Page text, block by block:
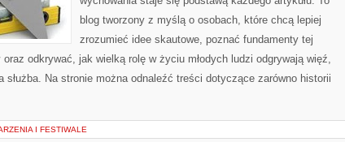
blog tworzony z myślą o osobach, które chcą lepiej
zrozumieć idee skautowe, poznać fundamenty tej
odkrywać, jak wielką rolę w życiu młodych ludzi odgrywają więź,
służba. Na stronie można odnaleźć treści dotyczące zarówno historii
I FESTIWALE